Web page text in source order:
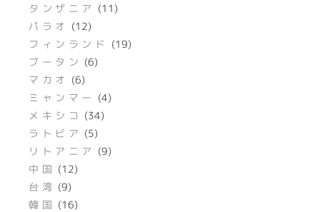
タンザニア (11)
パラオ (12)
フィンランド
(19)
ブータン (6)
マカオ (6)
ミャンマー (4)
メキシコ (34)
ラトビア (5)
リトアニア (9)
中国 (12)
台湾 (9)
韓国 (16)